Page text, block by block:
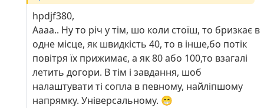
hpdjf380,
Аааа.. Ну то річ у тім, шо коли стоїш, то бризкає в
одне місце, як швидкість 40, то в інше,бо потік
повітря їх прижимає, а як 80 або 100,то взагалі
летить догори. В тім і завдання, шоб
налаштувати ті сопла в певному, найліпшому
напрямку. Універсальному. 😁